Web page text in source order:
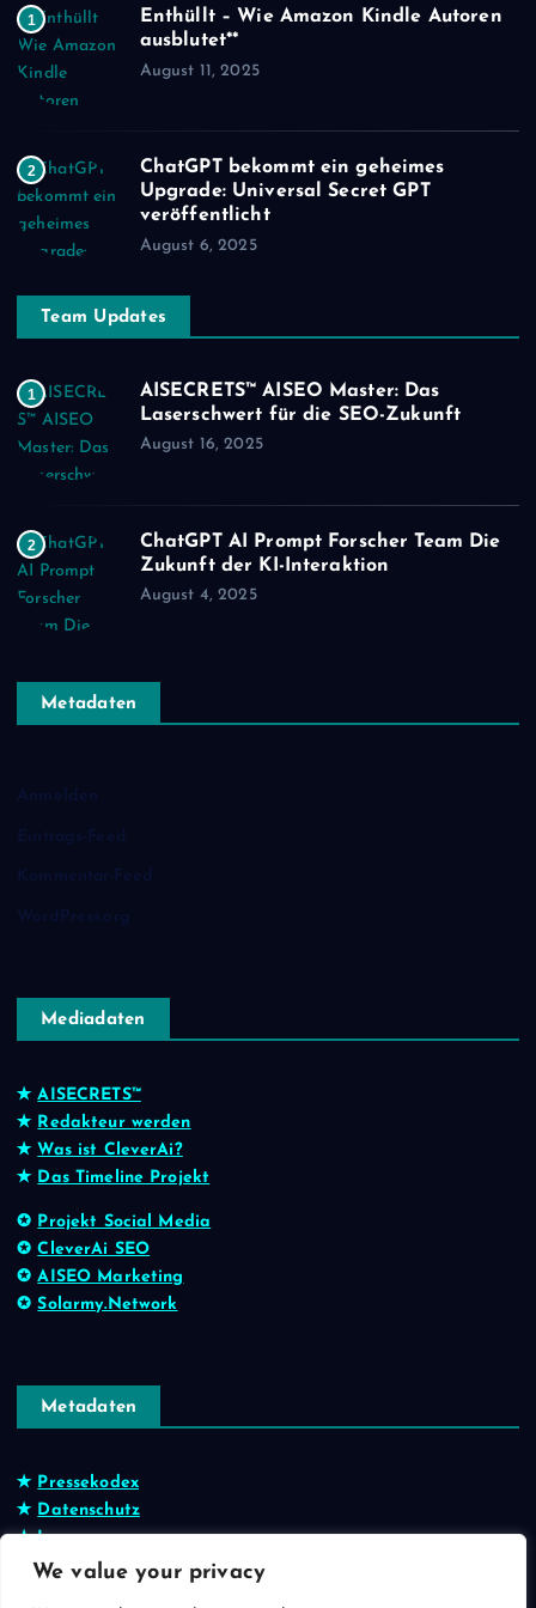
We value your privacy
1
Enthüllt – Wie Amazon Kindle Autoren
ausblutet**
August 11, 2025
2
ChatGPT bekommt ein geheimes
Upgrade: Universal Secret GPT
veröffentlicht
August 6, 2025
Team Updates
1
AISECRETS™ AISEO Master: Das
Laserschwert für die SEO-Zukunft
August 16, 2025
2
ChatGPT AI Prompt Forscher Team Die
Zukunft der KI-Interaktion
August 4, 2025
Metadaten
Anmelden
Eintrags-Feed
Kommentar-Feed
WordPress.org
Mediadaten
✭AISECRETS™
✭ Redakteur werden
✭ Was ist CleverAi?
✭ Das Timeline Projekt
✪ Projekt Social Media
✪CleverAi SEO
✪AISEO Marketing
✪Solarmy.Network
Metadaten
✭ Pressekodex
✭ Datenschutz
✭Impressum